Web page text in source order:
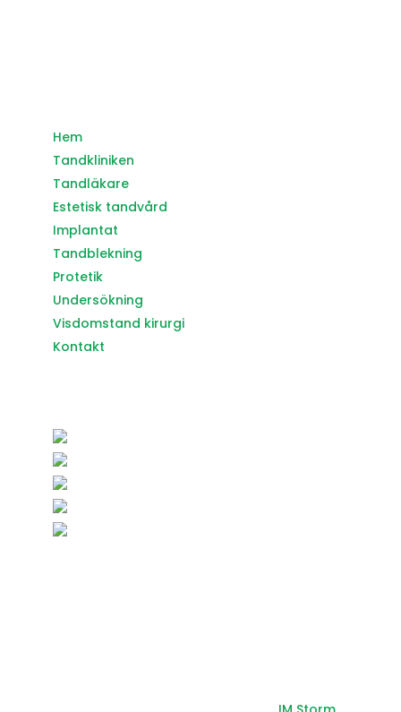
Hem
Tandkliniken
Tandläkare
Estetisk tandvård
Implantat
Tandblekning
Protetik
Undersökning
Visdomstand kirurgi
Kontakt